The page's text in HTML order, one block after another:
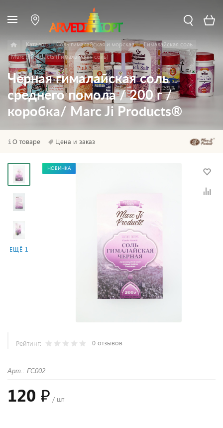
Каталог Соль гималайская и морская
Гималайская соль
Marc Ji Products (Гималайская соль)
Черная гималайская соль
среднего помола / 200 г /
коробка/ Marc Ji Products®
О товаре Цена и заказ
ЕЩЁ 1
НОВИНКА
Рейтинг: 0 отзывов
Арт.: ГС002
120 ₽ / шт